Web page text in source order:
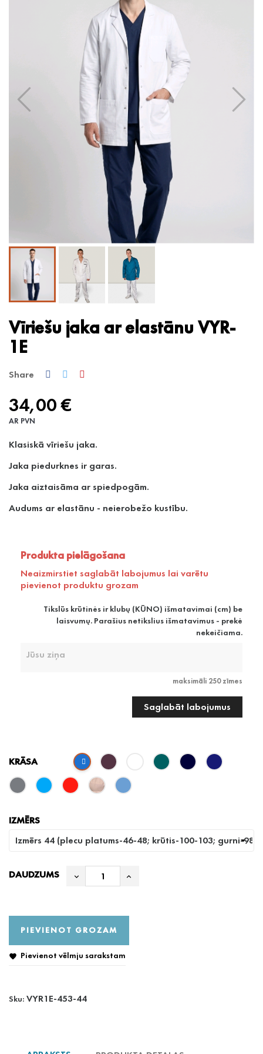
Vīriešu jaka ar elastānu VYR-
1E
Share
34,00 €
AR PVN
Klasiskā vīriešu jaka.
Jaka piedurknes ir garas.
Jaka aiztaisāma ar spiedpogām.
Audums ar elastānu - neierobežo kustību.
Produkta pielāgošana
Neaizmirstiet saglabāt labojumus lai varētu
pievienot produktu grozam
Tikslūs krūtinės ir klubų (KŪNO) išmatavimai (cm) be
laisvumų. Parašius netikslius išmatavimus - prekė
nekeičiama.
maksimāli 250 zīmes
Saglabāt labojumus
KRĀSA
IZMĒRS
DAUDZUMS
PIEVIENOT GROZAM
 Pievienot vēlmju sarakstam
Sku: VYR1E-453-44